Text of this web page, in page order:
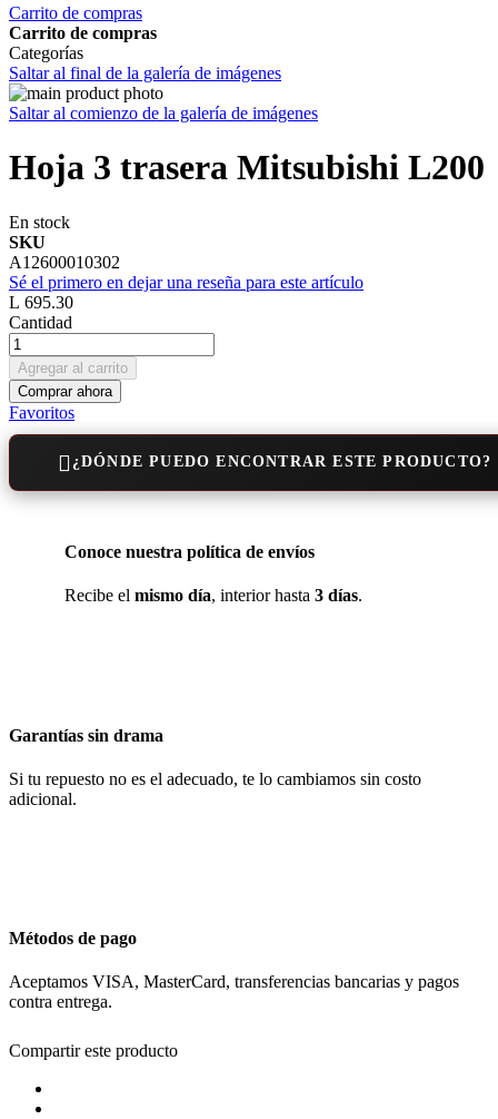
Carrito de compras
Carrito de compras
Categorías
Saltar al final de la galería de imágenes
Saltar al comienzo de la galería de imágenes
Hoja 3 trasera Mitsubishi L200
En stock
SKU
A12600010302
Sé el primero en dejar una reseña para este artículo
L 695.30
Cantidad
Agregar al carrito
Comprar ahora
Favoritos
¿DÓNDE PUEDO ENCONTRAR ESTE PRODUCTO?
Conoce nuestra política de envíos
Recibe el mismo día, interior hasta 3 días.
Garantías sin drama
Si tu repuesto no es el adecuado, te lo cambiamos sin costo
adicional.
Métodos de pago
Aceptamos VISA, MasterCard, transferencias bancarias y pagos
contra entrega.
Compartir este producto